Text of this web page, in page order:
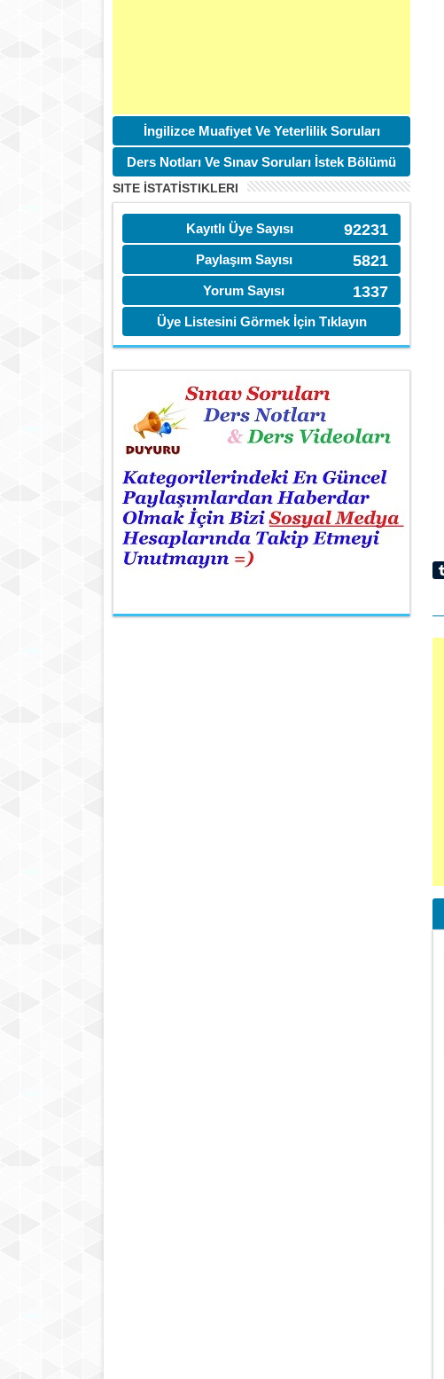
İngilizce Muafiyet Ve Yeterlilik Soruları
Ders Notları Ve Sınav Soruları İstek Bölümü
SITE İSTATİSTIKLERI
92231
Kayıtlı Üye Sayısı
5821
Paylaşım Sayısı
1337
Yorum Sayısı
Üye Listesini Görmek İçin Tıklayın